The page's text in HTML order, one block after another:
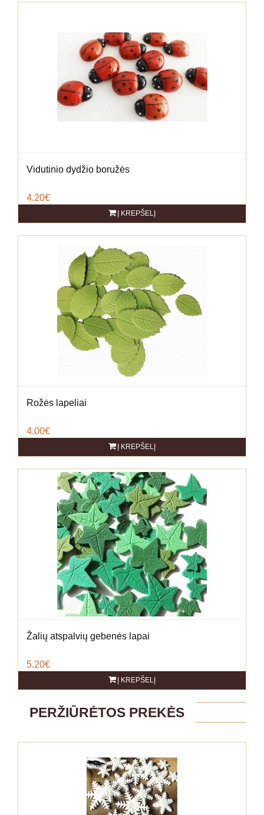
Vidutinio dydžio boružės
4.20€
Į KREPŠELĮ
Rožės lapeliai
4.00€
Į KREPŠELĮ
Žalių atspalvių gebenės lapai
5.20€
Į KREPŠELĮ
PERŽIŪRĖTOS PREKĖS